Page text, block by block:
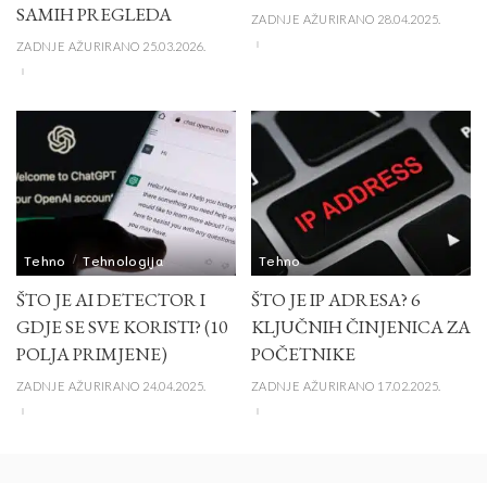
SAMIH PREGLEDA
ZADNJE AŽURIRANO 25.03.2026.
ZADNJE AŽURIRANO 28.04.2025.
Tehno Tehnologija
ŠTO JE AI DETECTOR I
GDJE SE SVE KORISTI? (10
POLJA PRIMJENE)
ZADNJE AŽURIRANO 24.04.2025.
Tehno
ŠTO JE IP ADRESA? 6
KLJUČNIH ČINJENICA ZA
POČETNIKE
ZADNJE AŽURIRANO 17.02.2025.